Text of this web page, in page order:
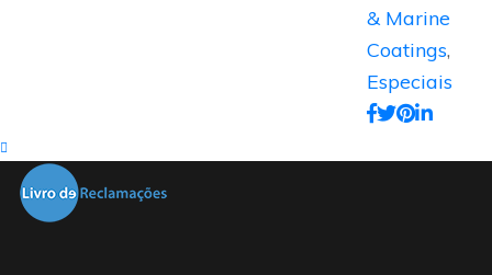
& Marine
Coatings,
Especiais